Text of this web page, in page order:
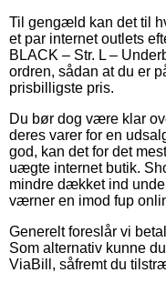
Til gengæld kan det til
et par internet outlets
BLACK – Str. L –
ordren, sådan at du er
prisbilligste pris.
Du bør dog være klar
deres varer for en
god, kan det for det
uægte internet butik.
mindre dækket ind
værner en imod fup
Generelt foreslår vi
Som alternativ kunne
ViaBill, såfremt du